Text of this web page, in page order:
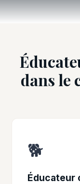
dans le
🐕
Éducateur